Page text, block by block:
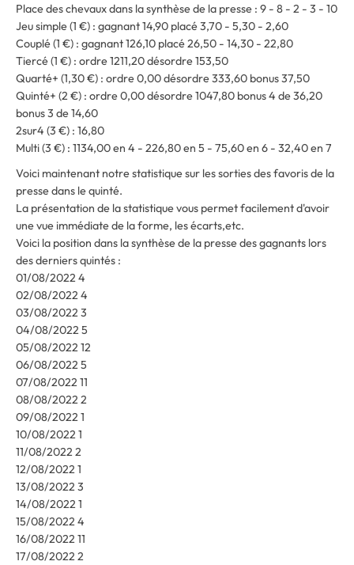
Place des chevaux dans la synthèse de la presse : 9 - 8 - 2 - 3 - 10
Jeu simple (1 €) : gagnant 14,90 placé 3,70 - 5,30 - 2,60
Couplé (1 €) : gagnant 126,10 placé 26,50 - 14,30 - 22,80
Tiercé (1 €) : ordre 1211,20 désordre 153,50
Quarté+ (1,30 €) : ordre 0,00 désordre 333,60 bonus 37,50
Quinté+ (2 €) : ordre 0,00 désordre 1047,80 bonus 4 de 36,20
bonus 3 de 14,60
2sur4 (3 €) : 16,80
Multi (3 €) : 1134,00 en 4 - 226,80 en 5 - 75,60 en 6 - 32,40 en 7
Voici maintenant notre statistique sur les sorties des favoris de la
presse dans le quinté.
La présentation de la statistique vous permet facilement d'avoir
une vue immédiate de la forme, les écarts,etc.
Voici la position dans la synthèse de la presse des gagnants lors
des derniers quintés :
01/08/2022 4
02/08/2022 4
03/08/2022 3
04/08/2022 5
05/08/2022 12
06/08/2022 5
07/08/2022 11
08/08/2022 2
09/08/2022 1
10/08/2022 1
11/08/2022 2
12/08/2022 1
13/08/2022 3
14/08/2022 1
15/08/2022 4
16/08/2022 11
17/08/2022 2